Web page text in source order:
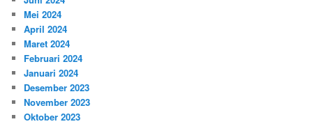
Mei 2024
April 2024
Maret 2024
Februari 2024
Januari 2024
Desember 2023
November 2023
Oktober 2023